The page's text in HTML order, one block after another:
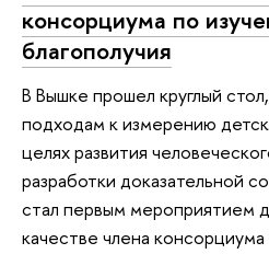
консорциума по
благополучия
В Вышке прошел круглый
подходам к измерению
целях развития
разработки доказательной
стал первым мероприятием
качестве члена